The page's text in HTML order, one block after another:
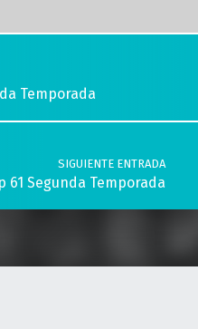
Temporada
SIGUIENTE ENTRADA
61 Segunda Temporada